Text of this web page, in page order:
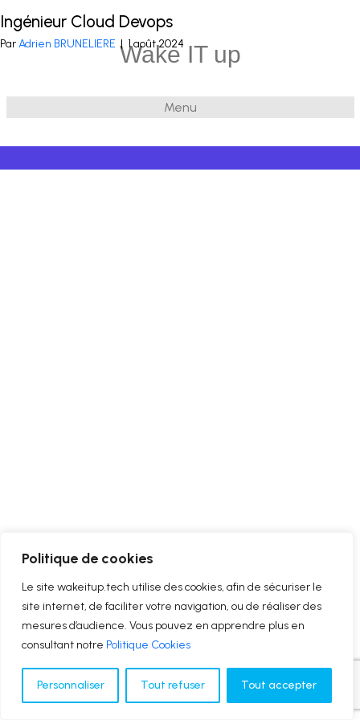
Politique de cookies
Le site wakeitup.tech utilise des cookies, afin de sécuriser le
site internet, de faciliter votre navigation, ou de réaliser des
mesures d’audience. Vous pouvez en apprendre plus en
consultant notre Politique Cookies
Personnaliser Tout refuser Tout accepter
Wake IT up
Menu
Ingénieur Cloud Devops
ParAdrien BRUNELIERE | 1 août 2024
Publié dans
Powered by